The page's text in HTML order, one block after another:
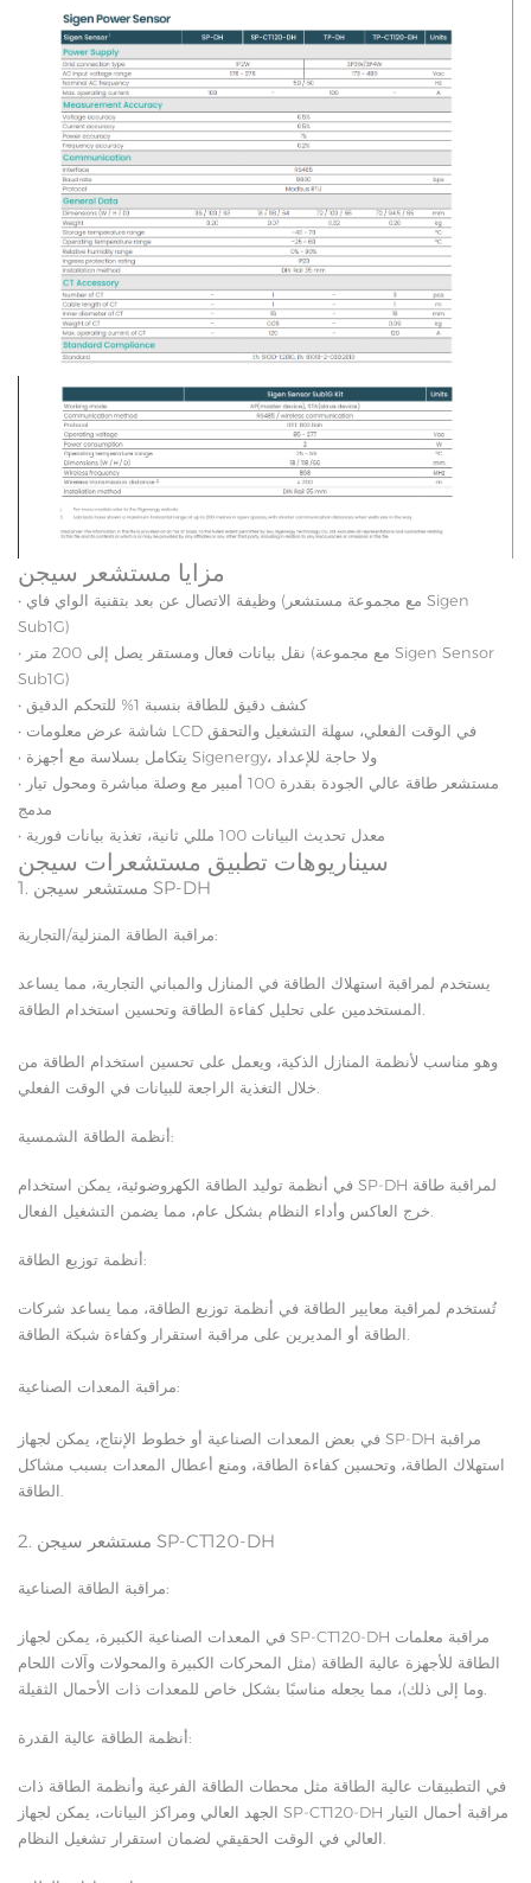
مزايا مستشعر سيجن
• وظيفة الاتصال عن بعد بتقنية الواي فاي (مع مجموعة مستشعر Sigen
Sub1G)
• نقل بيانات فعال ومستقر يصل إلى 200 متر (مع مجموعة Sigen Sensor
Sub1G)
• كشف دقيق للطاقة بنسبة 1% للتحكم الدقيق
• شاشة عرض معلومات LCD في الوقت الفعلي، سهلة التشغيل والتحقق
• يتكامل بسلاسة مع أجهزة Sigenergy، ولا حاجة للإعداد
• مستشعر طاقة عالي الجودة بقدرة 100 أمبير مع وصلة مباشرة ومحول تيار
مدمج
• معدل تحديث البيانات 100 مللي ثانية، تغذية بيانات فورية
سيناريوهات تطبيق مستشعرات سيجن
1. مستشعر سيجن SP-DH
مراقبة الطاقة المنزلية/التجارية:
يستخدم لمراقبة استهلاك الطاقة في المنازل والمباني التجارية، مما يساعد
المستخدمين على تحليل كفاءة الطاقة وتحسين استخدام الطاقة.
وهو مناسب لأنظمة المنازل الذكية، ويعمل على تحسين استخدام الطاقة من
خلال التغذية الراجعة للبيانات في الوقت الفعلي.
أنظمة الطاقة الشمسية:
في أنظمة توليد الطاقة الكهروضوئية، يمكن استخدام SP-DH لمراقبة طاقة
خرج العاكس وأداء النظام بشكل عام، مما يضمن التشغيل الفعال.
أنظمة توزيع الطاقة:
تُستخدم لمراقبة معايير الطاقة في أنظمة توزيع الطاقة، مما يساعد شركات
الطاقة أو المديرين على مراقبة استقرار وكفاءة شبكة الطاقة.
مراقبة المعدات الصناعية:
في بعض المعدات الصناعية أو خطوط الإنتاج، يمكن لجهاز SP-DH مراقبة
استهلاك الطاقة، وتحسين كفاءة الطاقة، ومنع أعطال المعدات بسبب مشاكل
الطاقة.
2. مستشعر سيجن SP-CT120-DH
مراقبة الطاقة الصناعية:
في المعدات الصناعية الكبيرة، يمكن لجهاز SP-CT120-DH مراقبة معلمات
الطاقة للأجهزة عالية الطاقة (مثل المحركات الكبيرة والمحولات وآلات اللحام
وما إلى ذلك)، مما يجعله مناسبًا بشكل خاص للمعدات ذات الأحمال الثقيلة.
أنظمة الطاقة عالية القدرة:
في التطبيقات عالية الطاقة مثل محطات الطاقة الفرعية وأنظمة الطاقة ذات
الجهد العالي ومراكز البيانات، يمكن لجهاز SP-CT120-DH مراقبة أحمال التيار
العالي في الوقت الحقيقي لضمان استقرار تشغيل النظام.